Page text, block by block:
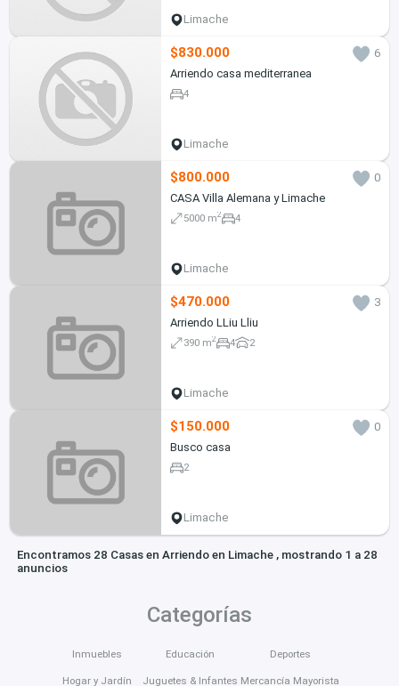
Limache
$830.000
6
Arriendo casa mediterranea
4
Limache
$800.000
0
CASA Villa Alemana y Limache
5000 m2 4
Limache
$470.000
3
Arriendo LLiu Lliu
390 m2 4 2
Limache
$150.000
0
Busco casa
2
Limache
Encontramos 28 Casas en Arriendo en Limache , mostrando 1 a 28
anuncios
Categorías
Inmuebles
Hogar y Jardín
Educación
Juguetes & Infantes
Deportes
Mercancía Mayorista